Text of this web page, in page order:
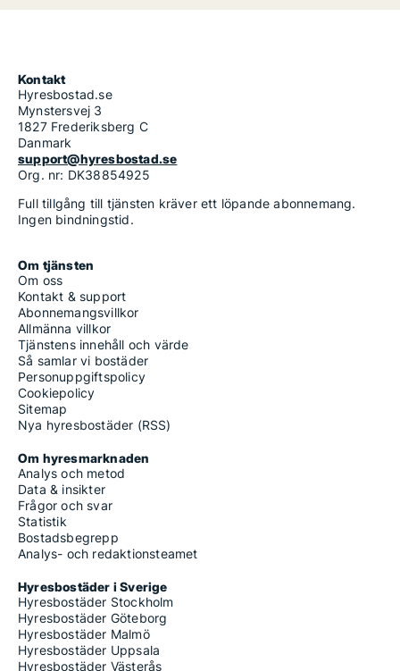
Kontakt
Hyresbostad.se
Mynstersvej 3
1827 Frederiksberg C
Danmark
support@hyresbostad.se
Org. nr: DK38854925
Full tillgång till tjänsten kräver ett löpande abonnemang.
Ingen bindningstid.
Om tjänsten
Om oss
Kontakt & support
Abonnemangsvillkor
Allmänna villkor
Tjänstens innehåll och värde
Så samlar vi bostäder
Personuppgiftspolicy
Cookiepolicy
Sitemap
Nya hyresbostäder (RSS)
Om hyresmarknaden
Analys och metod
Data & insikter
Frågor och svar
Statistik
Bostadsbegrepp
Analys- och redaktionsteamet
Hyresbostäder i Sverige
Hyresbostäder Stockholm
Hyresbostäder Göteborg
Hyresbostäder Malmö
Hyresbostäder Uppsala
Hyresbostäder Västerås